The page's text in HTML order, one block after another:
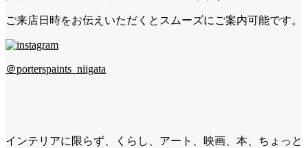
ご来店日時をお伝えいただくとスムーズにご案内可能です。
＠porterspaints_niigata
インテリアに限らず、くらし、アート、映画、本、ちょっと